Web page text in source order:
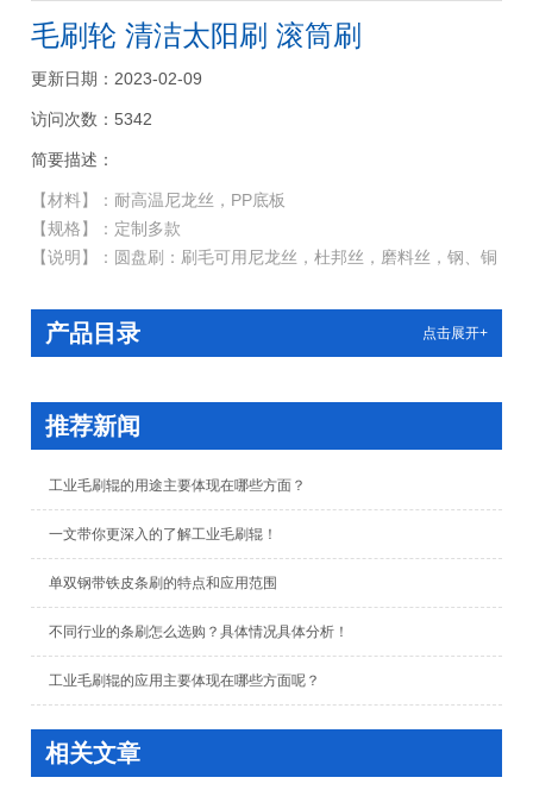
毛刷轮 清洁太阳刷 滚筒刷
更新日期：2023-02-09
访问次数：5342
简要描述：
【材料】：耐高温尼龙丝，PP底板
【规格】：定制多款
【说明】：圆盘刷：刷毛可用尼龙丝，杜邦丝，磨料丝，钢、铜
钻孔、植毛。
产品目录 点击展开+
推荐新闻
工业毛刷辊的用途主要体现在哪些方面？
一文带你更深入的了解工业毛刷辊！
单双钢带铁皮条刷的特点和应用范围
不同行业的条刷怎么选购？具体情况具体分析！
工业毛刷辊的应用主要体现在哪些方面呢？
相关文章